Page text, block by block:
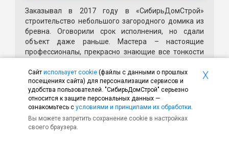
Заказывал в 2017 году в «СибирьДомСтрой»
строительство небольшого загородного домика из
бревна. Оговорили срок исполнения, но сдали
объект даже раньше. Мастера – настоящие
профессионалы, прекрасно знающие все тонкости
вашу организацию друзьям и близким.
Евгений
Сайт использует cookie (файлы с данными о прошлых
посещениях сайта) для персонализации сервисов и
удобства пользователей. "СибирьДомСтрой" серьезно
относится к защите персональных данных —
ознакомьтесь с условиями и принципами их обработки.
Вы можете запретить сохранение cookie в настройках
своего браузера.
X